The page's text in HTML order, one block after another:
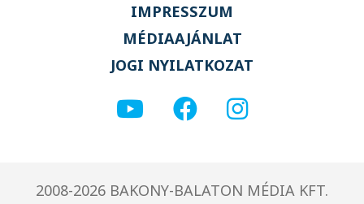
IMPRESSZUM
MÉDIAAJÁNLAT
JOGI NYILATKOZAT
2008-2026 BAKONY-BALATON MÉDIA KFT.